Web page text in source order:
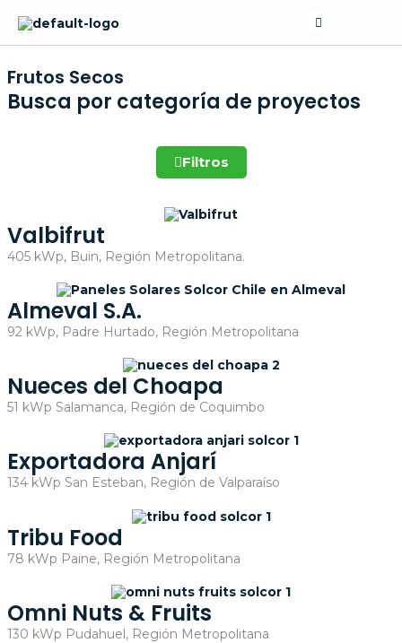
content
Frutos Secos
Busca por categoría de proyectos
Filtros
Valbifrut
405 kWp, Buin, Región Metropolitana.
Almeval S.A.
92 kWp, Padre Hurtado, Región Metropolitana
Nueces del Choapa
51 kWp Salamanca, Región de Coquimbo
Exportadora Anjarí
134 kWp San Esteban, Región de Valparaíso
Tribu Food
78 kWp Paine, Región Metropolitana
Omni Nuts & Fruits
130 kWp Pudahuel, Región Metropolitana